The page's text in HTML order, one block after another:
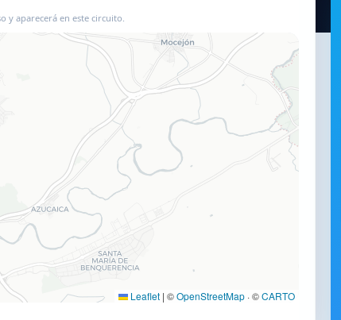
y aparecerá en este circuito.
Leaflet | ©OpenStreetMap · ©CARTO
📍 Usar este mapa